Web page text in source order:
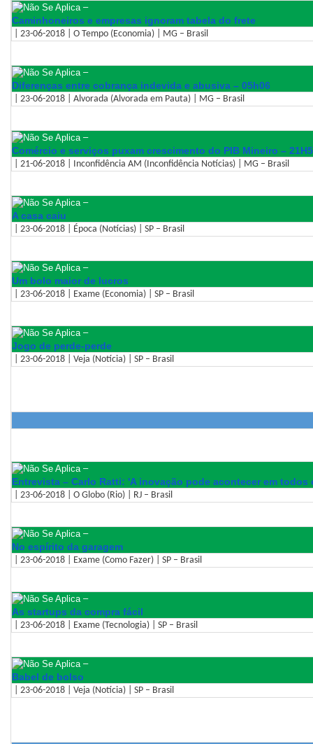
–
Caminhoneiros e empresas ignoram tabela do frete
| 23-06-2018 | O Tempo (Economia) | MG – Brasil
–
Diferenças entre cobrança indevida e abusiva – 05h06
| 23-06-2018 | Alvorada (Alvorada em Pauta) | MG – Brasil
–
Comércio e serviços puxam crescimento do PIB Mineiro –
| 21-06-2018 | Inconfidência AM (Inconfidência Notícias) | MG – Brasil
–
A casa caiu
| 23-06-2018 | Época (Notícias) | SP – Brasil
–
Um bolo maior de lucros
| 23-06-2018 | Exame (Economia) | SP – Brasil
–
Jogo de perde-perde
| 23-06-2018 | Veja (Notícia) | SP – Brasil
–
Entrevista – Carlo Ratti: 'A inovação pode acontecer em todos
| 23-06-2018 | O Globo (Rio) | RJ – Brasil
–
No espírito da garagem
| 23-06-2018 | Exame (Como Fazer) | SP – Brasil
–
As startups da compra fácil
| 23-06-2018 | Exame (Tecnologia) | SP – Brasil
–
Babel de bolso
| 23-06-2018 | Veja (Notícia) | SP – Brasil